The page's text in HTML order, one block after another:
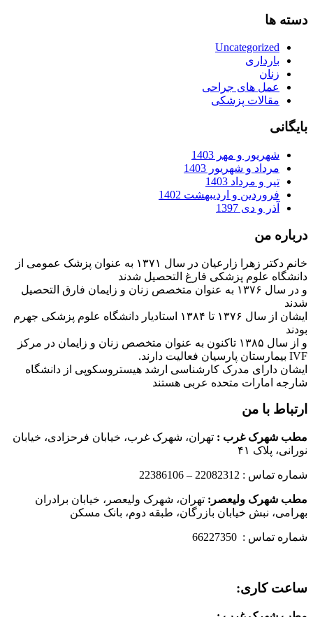
دسته ها
Uncategorized
بارداری
زنان
عمل های جراحی
مقالات پزشکی
بایگانی
شهریور و مهر 1403
مرداد و شهریور 1403
تیر و مرداد 1403
فروردین و اردیبهشت 1402
آذر و دی 1397
درباره من
خانم دکتر زهرا زارعیان در سال ۱۳۷۱ به عنوان پزشک عمومی از
دانشگاه علوم پزشکی فارغ التحصیل شدند
و در سال ۱۳۷۶ به عنوان متخصص زنان و زایمان فارق التحصیل
شدند
ایشان از سال ۱۳۷۶ تا ۱۳۸۴ استادیار دانشگاه علوم پزشکی جهرم
بودند
و از سال ۱۳۸۵ تاکنون به عنوان متخصص زنان و زایمان در مرکز
IVF بیمارستان پارسیان فعالیت دارند.
ایشان دارای مدرک کارشناسی ارشد هیستروسکوپی از دانشگاه
شارجه امارات متحده عربی هستند
ارتباط با من
مطب شهرک غرب : تهران، شهرک غرب، خیابان فرحزادی، خیابان
نورانی، پلاک ۴۱
شماره تماس : 22082312 – 22386106
مطب شهرک ولیعصر: تهران، شهرک ولیعصر، خیابان برادران
بهرامی، نبش خیابان بازرگان، طبقه دوم، بانک مسکن
شماره تماس : 66227350
ساعت کاری: